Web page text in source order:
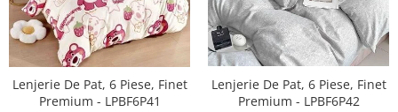
Lenjerie De Pat, 6 Piese, Finet
Premium - LPBF6P41
Lenjerie De Pat, 6 Piese, Finet
Premium - LPBF6P42